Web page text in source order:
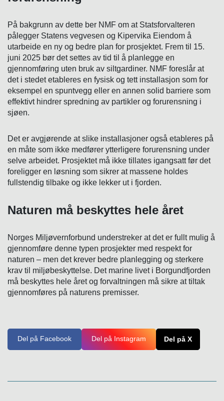
På bakgrunn av dette ber NMF om at Statsforvalteren
pålegger Statens vegvesen og Kipervika Eiendom å
utarbeide en ny og bedre plan for prosjektet. Frem til 15.
juni 2025 bør det settes av tid til å planlegge en
gjennomføring uten bruk av siltgardiner. NMF foreslår at
det i stedet etableres en fysisk og tett installasjon som for
eksempel en spuntvegg eller en annen solid barriere som
effektivt hindrer spredning av partikler og forurensning i
sjøen.
Det er avgjørende at slike installasjoner også etableres på
en måte som ikke medfører ytterligere forurensning under
selve arbeidet. Prosjektet må ikke tillates igangsatt før det
foreligger en løsning som sikrer at massene holdes
fullstendig tilbake og ikke lekker ut i fjorden.
Naturen må beskyttes hele året
Norges Miljøvernforbund understreker at det er fullt mulig å
gjennomføre denne typen prosjekter med respekt for
naturen – men det krever bedre planlegging og sterkere
krav til miljøbeskyttelse. Det marine livet i Borgundfjorden
må beskyttes hele året og forvaltningen må sikre at tiltak
gjennomføres på naturens premisser.
Del på Facebook Del på Instagram Del på X